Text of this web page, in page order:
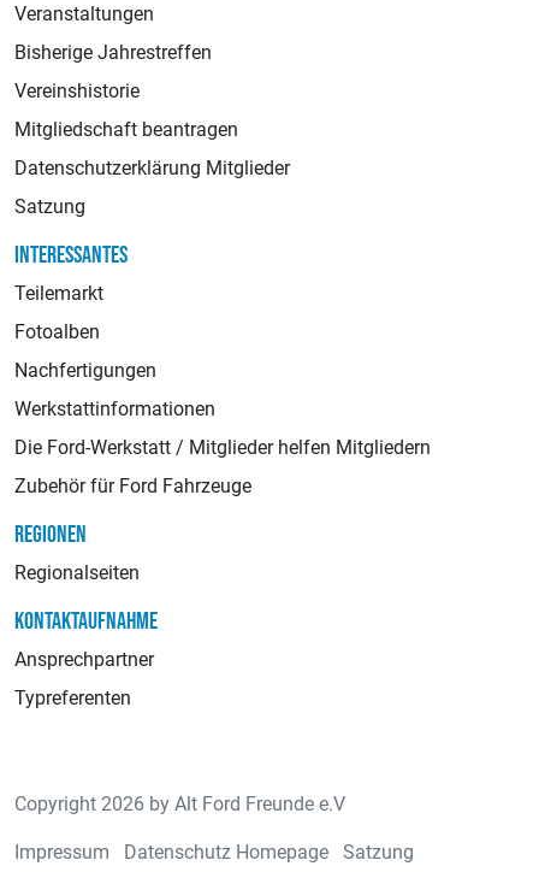
Veranstaltungen
Bisherige Jahrestreffen
Vereinshistorie
Mitgliedschaft beantragen
Datenschutzerklärung Mitglieder
Satzung
INTERESSANTES
Teilemarkt
Fotoalben
Nachfertigungen
Werkstattinformationen
Die Ford-Werkstatt / Mitglieder helfen Mitgliedern
Zubehör für Ford Fahrzeuge
REGIONEN
Regionalseiten
KONTAKTAUFNAHME
Ansprechpartner
Typreferenten
Copyright 2026 by Alt Ford Freunde e.V
Impressum Datenschutz Homepage Satzung